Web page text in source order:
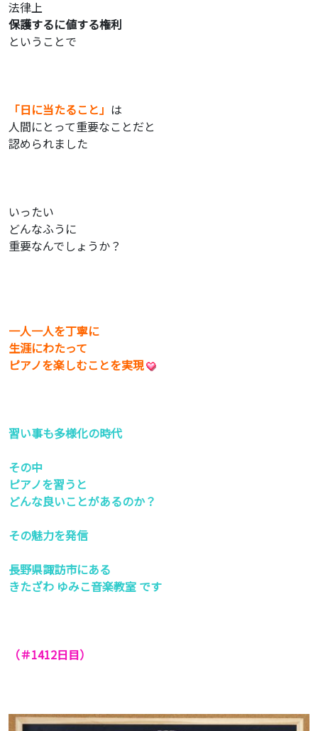
法律上
保護するに値する権利
ということで
「日に当たること」 は
人間にとって重要なことだと
認められました
いったい
どんなふうに
重要なんでしょうか？
一人一人を丁寧に
生涯にわたって
ピアノを楽しむことを実現
習い事も多様化の時代
その中
ピアノを習うと
どんな良いことがあるのか？
その魅力を発信
長野県諏訪市にある
きたざわ ゆみこ音楽教室 です
（＃1412日目）